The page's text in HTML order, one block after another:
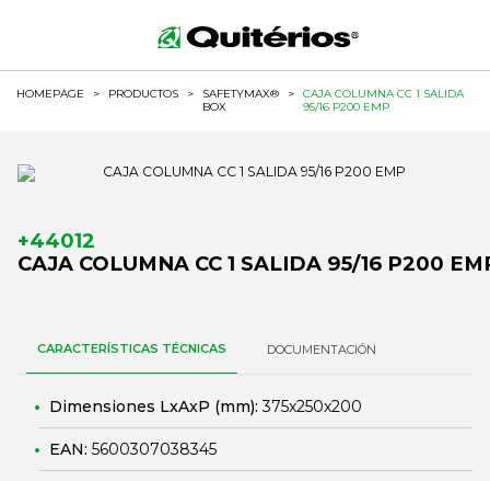
HOMEPAGE > PRODUCTOS >
SAFETYMAX®
BOX
>
CAJA COLUMNA CC 1 SALIDA
95/16 P200 EMP
+44012
CAJA COLUMNA CC 1 SALIDA 95/16 P200
CARACTERÍSTICAS TÉCNICAS DOCUMENTACIÓN
Dimensiones LxAxP (mm):375x250x200
EAN: 5600307038345